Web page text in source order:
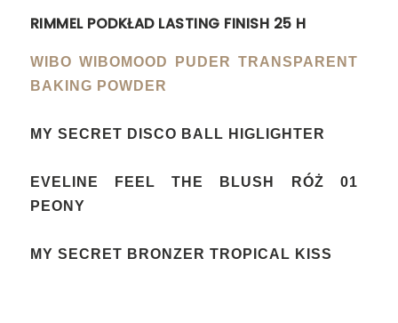
RIMMEL PODKŁAD LASTING FINISH 25 H
WIBO WIBOMOOD PUDER TRANSPARENT
BAKING POWDER
MY SECRET DISCO BALL HIGLIGHTER
EVELINE FEEL THE BLUSH RÓŻ 01
PEONY
MY SECRET BRONZER TROPICAL KISS